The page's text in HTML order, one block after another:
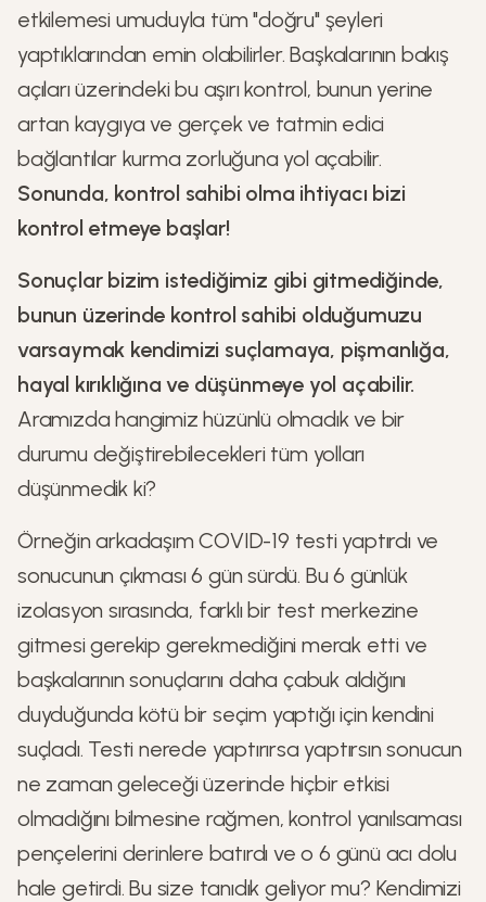
etkilemesi umuduyla tüm "doğru" şeyleri
yaptıklarından emin olabilirler. Başkalarının bakış
açıları üzerindeki bu aşırı kontrol, bunun yerine
artan kaygıya ve gerçek ve tatmin edici
bağlantılar kurma zorluğuna yol açabilir.
Sonunda, kontrol sahibi olma ihtiyacı bizi
kontrol etmeye başlar!
Sonuçlar bizim istediğimiz gibi gitmediğinde,
bunun üzerinde kontrol sahibi olduğumuzu
varsaymak kendimizi suçlamaya, pişmanlığa,
hayal kırıklığına ve düşünmeye yol açabilir.
Aramızda hangimiz hüzünlü olmadık ve bir
durumu değiştirebilecekleri tüm yolları
düşünmedik ki?
Örneğin arkadaşım COVID-19 testi yaptırdı ve
sonucunun çıkması 6 gün sürdü. Bu 6 günlük
izolasyon sırasında, farklı bir test merkezine
gitmesi gerekip gerekmediğini merak etti ve
başkalarının sonuçlarını daha çabuk aldığını
duyduğunda kötü bir seçim yaptığı için kendini
suçladı. Testi nerede yaptırırsa yaptırsın sonucun
ne zaman geleceği üzerinde hiçbir etkisi
olmadığını bilmesine rağmen, kontrol yanılsaması
pençelerini derinlere batırdı ve o 6 günü acı dolu
hale getirdi. Bu size tanıdık geliyor mu? Kendimizi